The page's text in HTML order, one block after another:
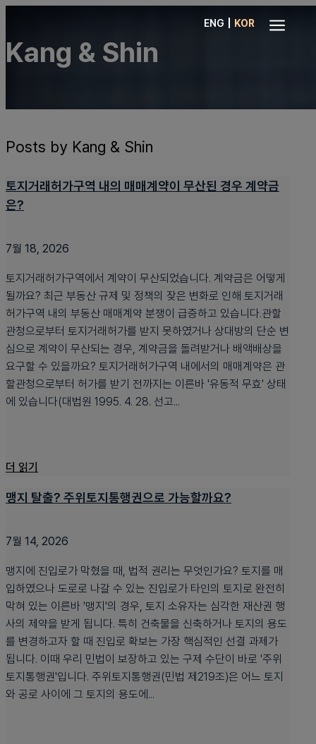
ENG KOR a
Kang & Shin
Posts by Kang & Shin
토지거래허가구역 내의 매매계약이 무산된 경우 계약금
은?
7월 18, 2026
토지거래허가구역에서 계약이 무산되었습니다. 계약금은 어떻게
될까요? 최근 부동산 규제 및 정책의 잦은 변화로 인해 토지거래
허가구역 내의 부동산 매매계약 분쟁이 급증하고 있습니다.관할
관청으로부터 토지거래허가를 받지 못하였거나 상대방의 단순 변
심으로 계약이 무산되는 경우, 계약금을 돌려받거나 배액배상을
요구할 수 있을까요? 토지거래허가구역 내에서의 매매계약은 관
할관청으로부터 허가를 받기 전까지는 이른바 '유동적 무효' 상태
에 있습니다(대법원 1995. 4. 28. 선고...
더 읽기
맹지 탈출? 주위토지통행권으로 가능할까요?
7월 14, 2026
맹지에 진입로가 막혔을 때, 법적 권리는 무엇인가요? 토지를 매
입하였으나 도로로 나갈 수 있는 진입로가 타인의 토지로 완전히
막혀 있는 이른바 '맹지'의 경우, 토지 소유자는 심각한 재산권 행
사의 제약을 받게 됩니다. 특히 건축물을 신축하거나 토지의 용도
를 변경하고자 할 때 진입로 확보는 가장 핵심적인 선결 과제가
됩니다. 이때 우리 민법이 보장하고 있는 구제 수단이 바로 '주위
토지통행권'입니다. 주위토지통행권(민법 제219조)은 어느 토지
와 공로 사이에 그 토지의 용도에...